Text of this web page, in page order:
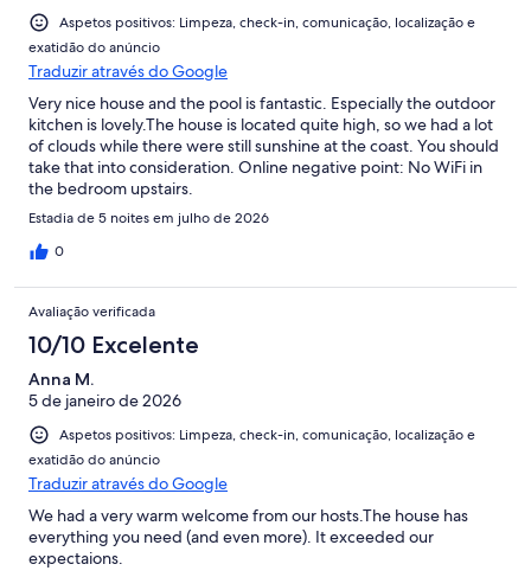
Aspetos positivos: Limpeza, check-in, comunicação, localização e
exatidão do anúncio
Traduzir através do Google
Very nice house and the pool is fantastic. Especially the outdoor
kitchen is lovely.The house is located quite high, so we had a lot
of clouds while there were still sunshine at the coast. You should
take that into consideration. Online negative point: No WiFi in
the bedroom upstairs.
Estadia de 5 noites em julho de 2026
0
Avaliação verificada
10/10 Excelente
Anna M.
5 de janeiro de 2026
Aspetos positivos: Limpeza, check-in, comunicação, localização e
exatidão do anúncio
Traduzir através do Google
We had a very warm welcome from our hosts.The house has
everything you need (and even more). It exceeded our
expectaions.